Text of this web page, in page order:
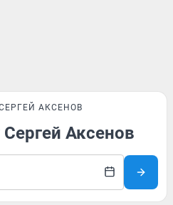
АКСЕНОВ
Сергей Аксенов